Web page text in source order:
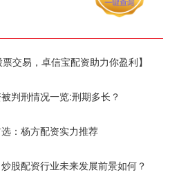
交易，卓信宝配资助力你盈利】
判刑情况一览:刑期多长？
：杨方配资实力推荐
股配资行业未来发展前景如何？